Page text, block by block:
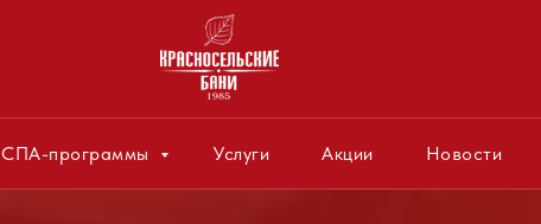
СПА-программы Услуги Акции Новости